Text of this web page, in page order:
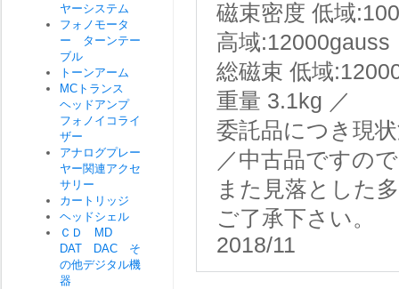
磁束密度 低域
高域:12000gauss
総磁束 低域
重量 3.1kg ／
委託品につき現
／中古品ですの
また見落とした
ご了承下さい。
2018/11
ヤーシステム
フォノモータ
ー ターンテー
ブル
トーンアーム
MCトランス
ヘッドアンプ
フォノイコライ
ザー
アナログプレー
ヤー関連アクセ
サリー
カートリッジ
ヘッドシェル
ＣＤ MD
DAT DAC そ
の他デジタル機
器